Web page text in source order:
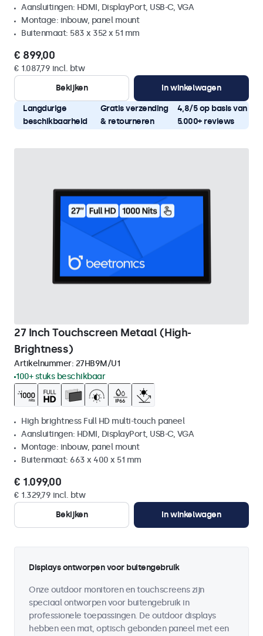
Aansluitingen: HDMI, DisplayPort, USB-C, VGA
Montage: inbouw, panel mount
Buitenmaat: 583 x 352 x 51 mm
€ 899,00
€ 1.087,79 incl. btw
Bekijken
In winkelwagen
Langdurige
beschikbaarheid
Gratis verzending
& retourneren
4,8/5 op basis van
5.000+ reviews
27 Inch Touchscreen Metaal (High-
Brightness)
Artikelnummer: 27HB9M/U1
100+ stuks beschikbaar
High brightness Full HD multi-touch paneel
Aansluitingen: HDMI, DisplayPort, USB-C, VGA
Montage: inbouw, panel mount
Buitenmaat: 663 x 400 x 51 mm
€ 1.099,00
€ 1.329,79 incl. btw
Bekijken
In winkelwagen
Displays ontworpen voor buitengebruik
Onze outdoor monitoren en touchscreens zijn
speciaal ontworpen voor buitengebruik in
professionele toepassingen. De outdoor displays
hebben een mat, optisch gebonden paneel met een